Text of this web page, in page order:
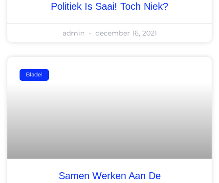
Politiek Is Saai! Toch Niek?
admin december 16, 2021
Bladel
Samen Werken Aan De